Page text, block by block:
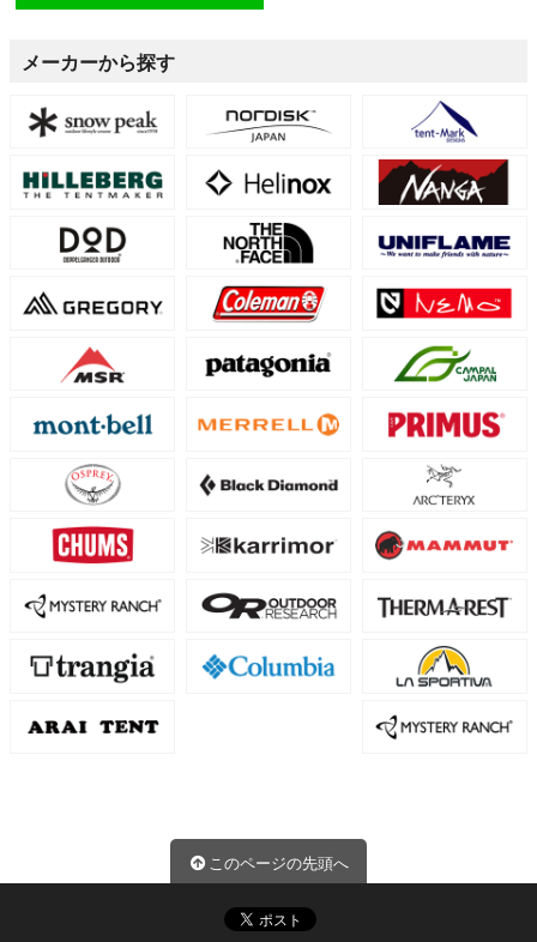
メーカーから探す
このページの先頭へ